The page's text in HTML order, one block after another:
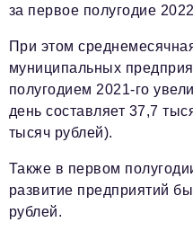
reklama@business-
Отдел распространения/
podpiska@business-
Отдел по работе с
partner@business-
за первое полугодие
При этом
муниципальных
полугодием 2021-го
день составляет 37,7
тысяч рублей).
Также в первом
развитие предприятий
рублей.